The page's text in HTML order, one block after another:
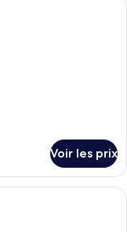
Voir les prix
d’hôtel équipée d’un